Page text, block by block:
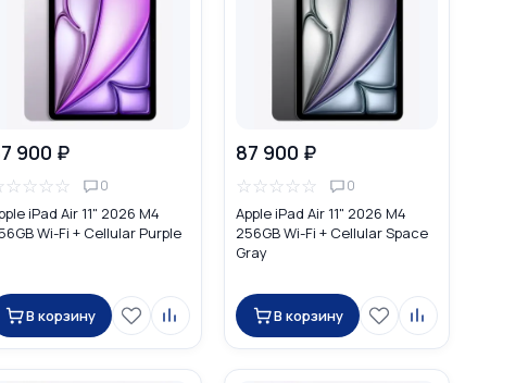
900 ₽
☆☆☆☆ 0
iPad Air 11" 2026 M4
Wi-Fi + Cellular Purple
В корзину
87 900 ₽
☆☆☆☆☆ 0
Apple iPad Air 11" 2026 M4
256GB Wi-Fi + Cellular Space
Gray
В корзину